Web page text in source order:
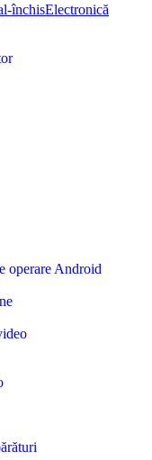
Electronică
operare Android